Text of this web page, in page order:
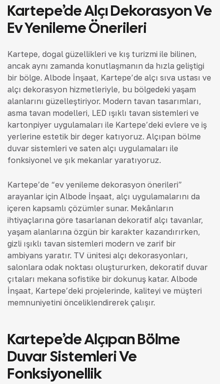
Kartepe’de Alçı Dekorasyon Ve
Ev Yenileme Önerileri
Kartepe, doğal güzellikleri ve kış turizmi ile bilinen,
ancak aynı zamanda konutlaşmanın da hızla geliştiği
bir bölge. Albode İnşaat, Kartepe’de alçı sıva ustası ve
alçı dekorasyon hizmetleriyle, bu bölgedeki yaşam
alanlarını güzelleştiriyor. Modern tavan tasarımları,
asma tavan modelleri, LED ışıklı tavan sistemleri ve
kartonpiyer uygulamaları ile Kartepe’deki evlere ve iş
yerlerine estetik bir değer katıyoruz. Alçıpan bölme
duvar sistemleri ve saten alçı uygulamaları ile
fonksiyonel ve şık mekanlar yaratıyoruz.
Kartepe’de “ev yenileme dekorasyon önerileri”
arayanlar için Albode İnşaat, alçı uygulamalarını da
içeren kapsamlı çözümler sunar. Mekânların
ihtiyaçlarına göre tasarlanan dekoratif alçı tavanlar,
yaşam alanlarına özgün bir karakter kazandırırken,
gizli ışıklı tavan sistemleri modern ve zarif bir
ambiyans yaratır. TV ünitesi alçı dekorasyonları,
salonlara odak noktası oluştururken, dekoratif duvar
çıtaları mekana sofistike bir dokunuş katar. Albode
İnşaat, Kartepe’deki projelerinde, kaliteyi ve müşteri
memnuniyetini önceliklendirerek çalışır.
Kartepe’de Alçıpan Bölme
Duvar Sistemleri Ve
Fonksiyonellik